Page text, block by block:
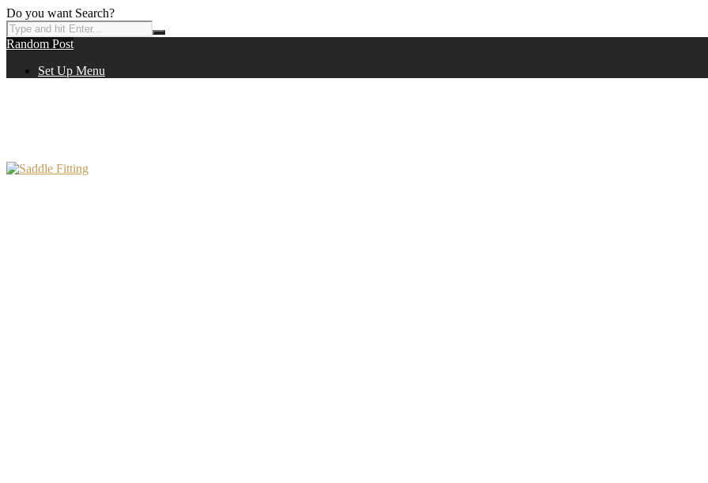
Do you want Search?
Random Post
Set Up Menu